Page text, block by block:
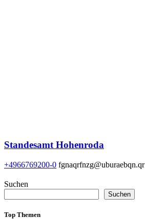
Standesamt Hohenroda
+4966769200-0 fgnaqrfnzg@uburaebqn.qr
Suchen
Suchen
Top Themen